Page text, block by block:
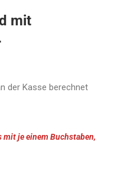
mit
der Kasse berechnet
je einem Buchstaben,